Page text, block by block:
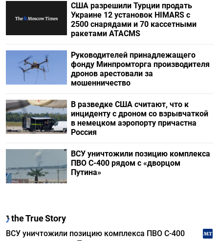
США разрешили Турции продать
Украине 12 установок HIMARS с
2500 снарядами и 70 кассетными
ракетами ATACMS
Руководителей принадлежащего
фонду Минпромторга производителя
дронов арестовали за
мошенничество
В разведке США считают, что к
инциденту с дроном со взрывчаткой
в немецком аэропорту причастна
Россия
ВСУ уничтожили позицию комплекса
ПВО С-400 рядом с «дворцом
Путина»